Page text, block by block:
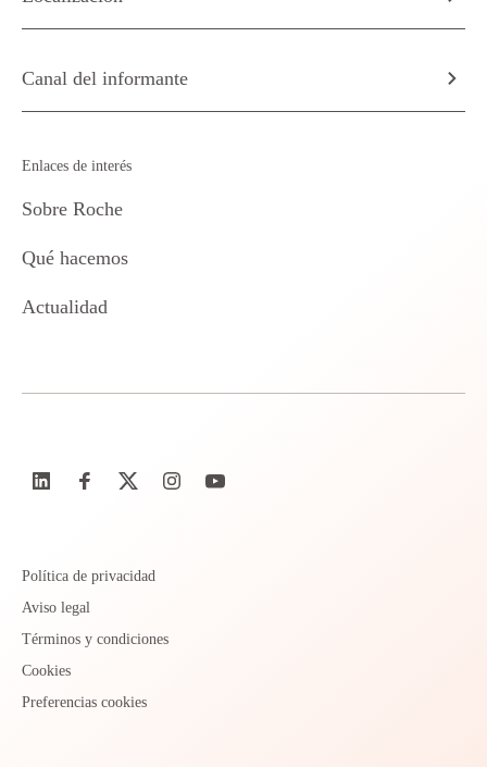
Canal del informante
Enlaces de interés
Sobre Roche
Qué hacemos
Actualidad
Política de privacidad
Aviso legal
Términos y condiciones
Cookies
Preferencias cookies